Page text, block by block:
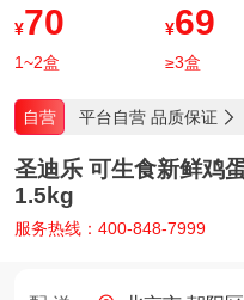
¥70
1~2盒
¥69
≥3盒
自营 平台自营 品质保证 
圣迪乐 可生食新鲜鸡
1.5kg
服务热线：400-848-7999